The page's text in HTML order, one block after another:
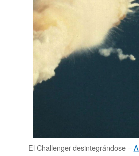
El Challenger desintegrándose –